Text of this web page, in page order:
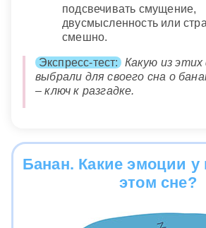
подсвечивать смущение,
двусмысленность или
смешно.
Экспресс-тест:
Какую из
выбрали для своего сна о
– ключ к разгадке.
Банан. Какие эмоции
этом сне?